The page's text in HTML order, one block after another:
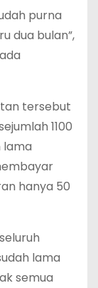
purna
dua bulan”,
tersebut
1100
lama
hanya 50
lama
semua